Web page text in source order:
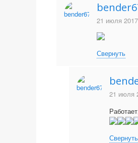
21 июля
Свернуть
21 июля
Свернуть